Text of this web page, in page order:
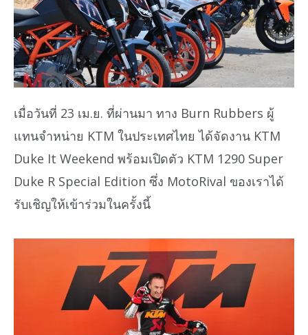
เมื่อวันที่ 23 เม.ย. ที่ผ่านมา ทาง Burn Rubbers ผู้
แทนจำหน่าย KTM ในประเทศไทย ได้จัดงาน KTM
Duke It Weekend พร้อมเปิดตัว KTM 1290 Super
Duke R Special Edition ซึ่ง MotoRival ของเราได้
รับเชิญให้เข้าร่วมในครั้งนี้